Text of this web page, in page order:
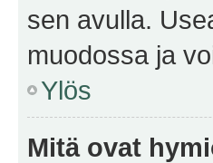
sen avulla.
muodossa ja
Ylös
Mitä ovat